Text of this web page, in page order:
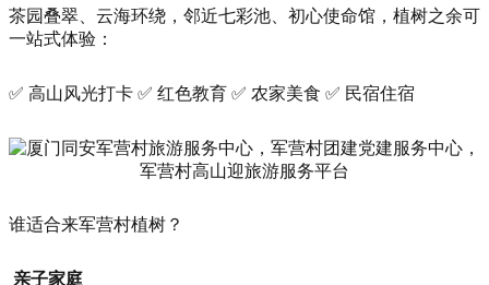
茶园叠翠、云海环绕，邻近七彩池、初心使命馆，植树之余可
一站式体验：
✅ 高山风光打卡 ✅ 红色教育 ✅ 农家美食 ✅ 民宿住宿
谁适合来军营村植树？
亲子家庭